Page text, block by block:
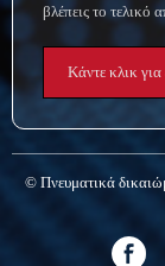
βλέπεις το τελικό
Κάντε κλικ
© Πνευματικά